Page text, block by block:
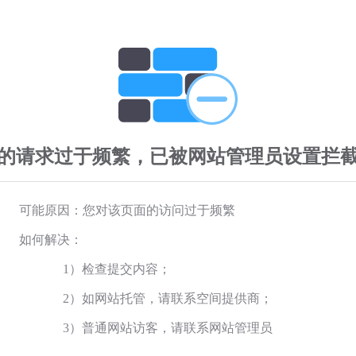
请求过于频繁，已被网站管理员设置拦
可能原因：您对该页面的访问过于频繁
如何解决：
1）检查提交内容；
2）如网站托管，请联系空间提供商；
3）普通网站访客，请联系网站管理员